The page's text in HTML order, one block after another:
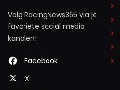
Volg RacingNews365 via je
favoriete social media
kanalen!
Facebook
X